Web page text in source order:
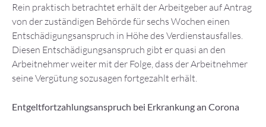
Rein praktisch betrachtet erhält der Arbeitgeber auf Antrag
von der zuständigen Behörde für sechs Wochen einen
Entschädigungsanspruch in Höhe des Verdienstausfalles.
Diesen Entschädigungsanspruch gibt er quasi an den
Arbeitnehmer weiter mit der Folge, dass der Arbeitnehmer
seine Vergütung sozusagen fortgezahlt erhält.
Entgeltfortzahlungsanspruch bei Erkrankung an Corona